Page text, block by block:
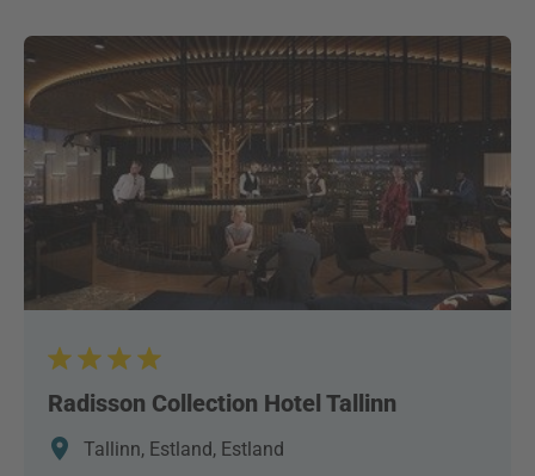
Radisson Collection Hotel Tallinn
Tallinn, Estland, Estland